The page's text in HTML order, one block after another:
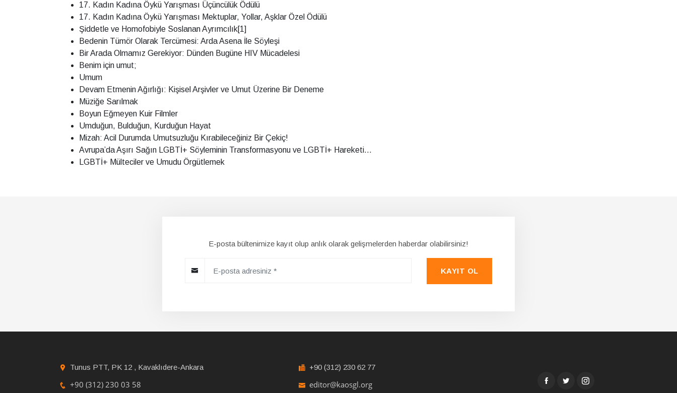
17. Kadın Kadına Öykü Yarışması Üçüncülük Ödülü
17. Kadın Kadına Öykü Yarışması Mektuplar, Yollar, Aşklar Özel Ödülü
Şiddetle ve Homofobiyle Soslanan Ayrımcılık[1]
Bedenin Tümör Olarak Tercümesi: Arda Asena İle Söyleşi
Bir Arada Olmamız Gerekiyor: Dünden Bugüne HIV Mücadelesi
Benim için umut;
Umum
Devam Etmenin Ağırlığı: Kişisel Arşivler ve Umut Üzerine Bir Deneme
Müziğe Sarılmak
Boyun Eğmeyen Kuir Filmler
Umduğun, Bulduğun, Kurduğun Hayat
Mizah: Acil Durumda Umutsuzluğu Kırabileceğiniz Bir Çekiç!
Avrupa’da Aşırı Sağın LGBTİ+ Söyleminin Transformasyonu ve LGBTİ+ Hareketi...
LGBTİ+ Mülteciler ve Umudu Örgütlemek
E-posta bültenimize kayıt olup anlık olarak gelişmelerden haberdar olabilirsiniz!
KAYIT OL
Tunus PTT, PK 12 , Kavaklıdere-Ankara
+90 (312) 230 03 58
+90 (312) 230 62 77
editor@kaosgl.org